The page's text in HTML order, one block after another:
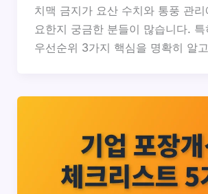
치맥 금지가 요산 수치와 통풍 관
요한지 궁금한 분들이 많습니다.
우선순위 3가지 핵심을 명확히 알